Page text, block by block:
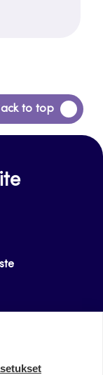
to top
Siirry
takaisin